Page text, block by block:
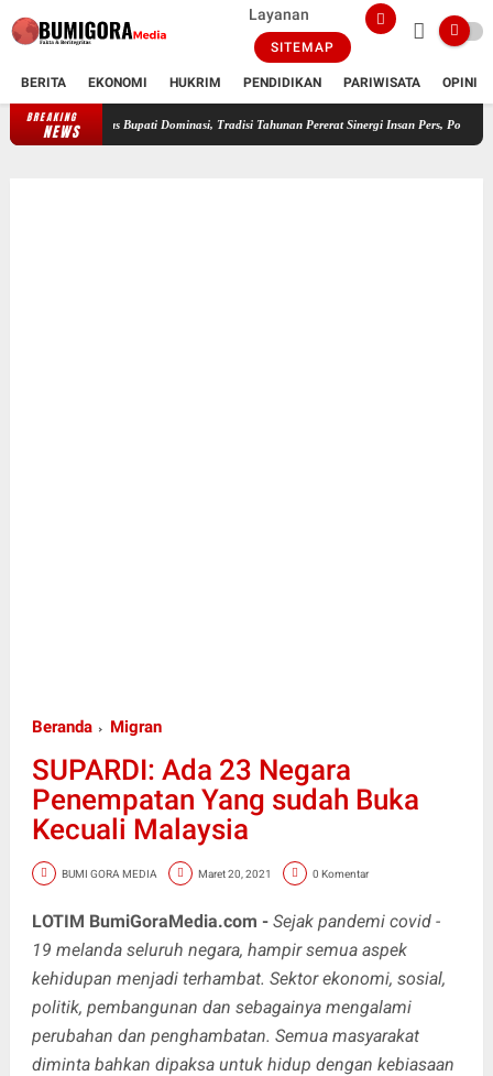
Layanan
SITEMAP
BERITA EKONOMI HUKRIM PENDIDIKAN PARIWISATA OPINI
BREAKING
NEWS FWMO Lotim Gelar Lomba Mancing Kemerdekaan, Stapsus Bupati
Beranda Migran
SUPARDI: Ada 23 Negara
Penempatan Yang sudah Buka
Kecuali Malaysia
BUMI GORA MEDIA Maret 20, 2021 0 Komentar
LOTIM BumiGoraMedia.com - Sejak pandemi covid -
19 melanda seluruh negara, hampir semua aspek
kehidupan menjadi terhambat. Sektor ekonomi, sosial,
politik, pembangunan dan sebagainya mengalami
perubahan dan penghambatan. Semua masyarakat
diminta bahkan dipaksa untuk hidup dengan kebiasaan